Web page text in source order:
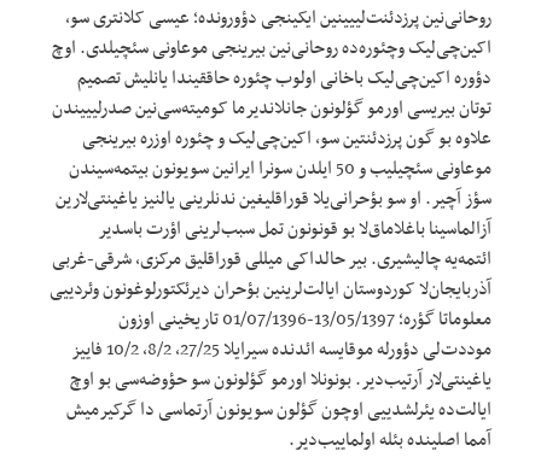
روحانی‌نین پرزدئنت‌لییینین ایکینجی دؤورونده؛ عیسی کلانتری سو،
اکین‌چی‌لیک وچئوره‌ده روحانی‌نین بیرینجی موعاونی سئچیلدی. اوچ
دؤوره اکین‌چی‌لیک باخانی اولوب چئوره حاققیندا یانلیش تصمیم
توتان بیریسی اورمو گؤلونون جانلاندیرما کومیته‌سی‌نین صدرلیییندن
علاوه بو گون پرزدئنتین سو، اکین‌چی‌لیک و چئوره اوزره بیرینجی
موعاونی سئچیلیب و 50 ایلدن سونرا ایرانین سویونون بیتمه‌سیندن
سؤز آچیر. او سو بؤحرانی‌یلا قوراقلیغین ندنلرینی یالنیز یاغینتی‌لارین
آزالماسینا باغلاماق‌لا بو قونونون تمل سبب‌لرینی اؤرت باسدیر
ائتمه‌یه چالیشیری. بیر حالداکی میللی قوراقلیق مرکزی، شرقی-غربی
آذربایجان‌لا کوردوستان ایالت‌لرینین بؤحران دیرئکتورلوغونون وئردییی
معلوماتا گؤره؛ 13/05/1397-01/07/1396 تاریخینی اوزون
موددت‌لی دؤورله موقایسه ائدنده سیرایلا 27/25، 8/2، 10/2 فاییز
یاغینتی‌لار آرتیب‌دیر. بونونلا اورمو گؤلونون سو حؤوضه‌سی بو اوچ
ایالت‌ده یئرلشدییی اوچون گؤلون سویونون آرتماسی دا گرکیرمیش
آمما اصلینده بئله اولماییب‌دیر.